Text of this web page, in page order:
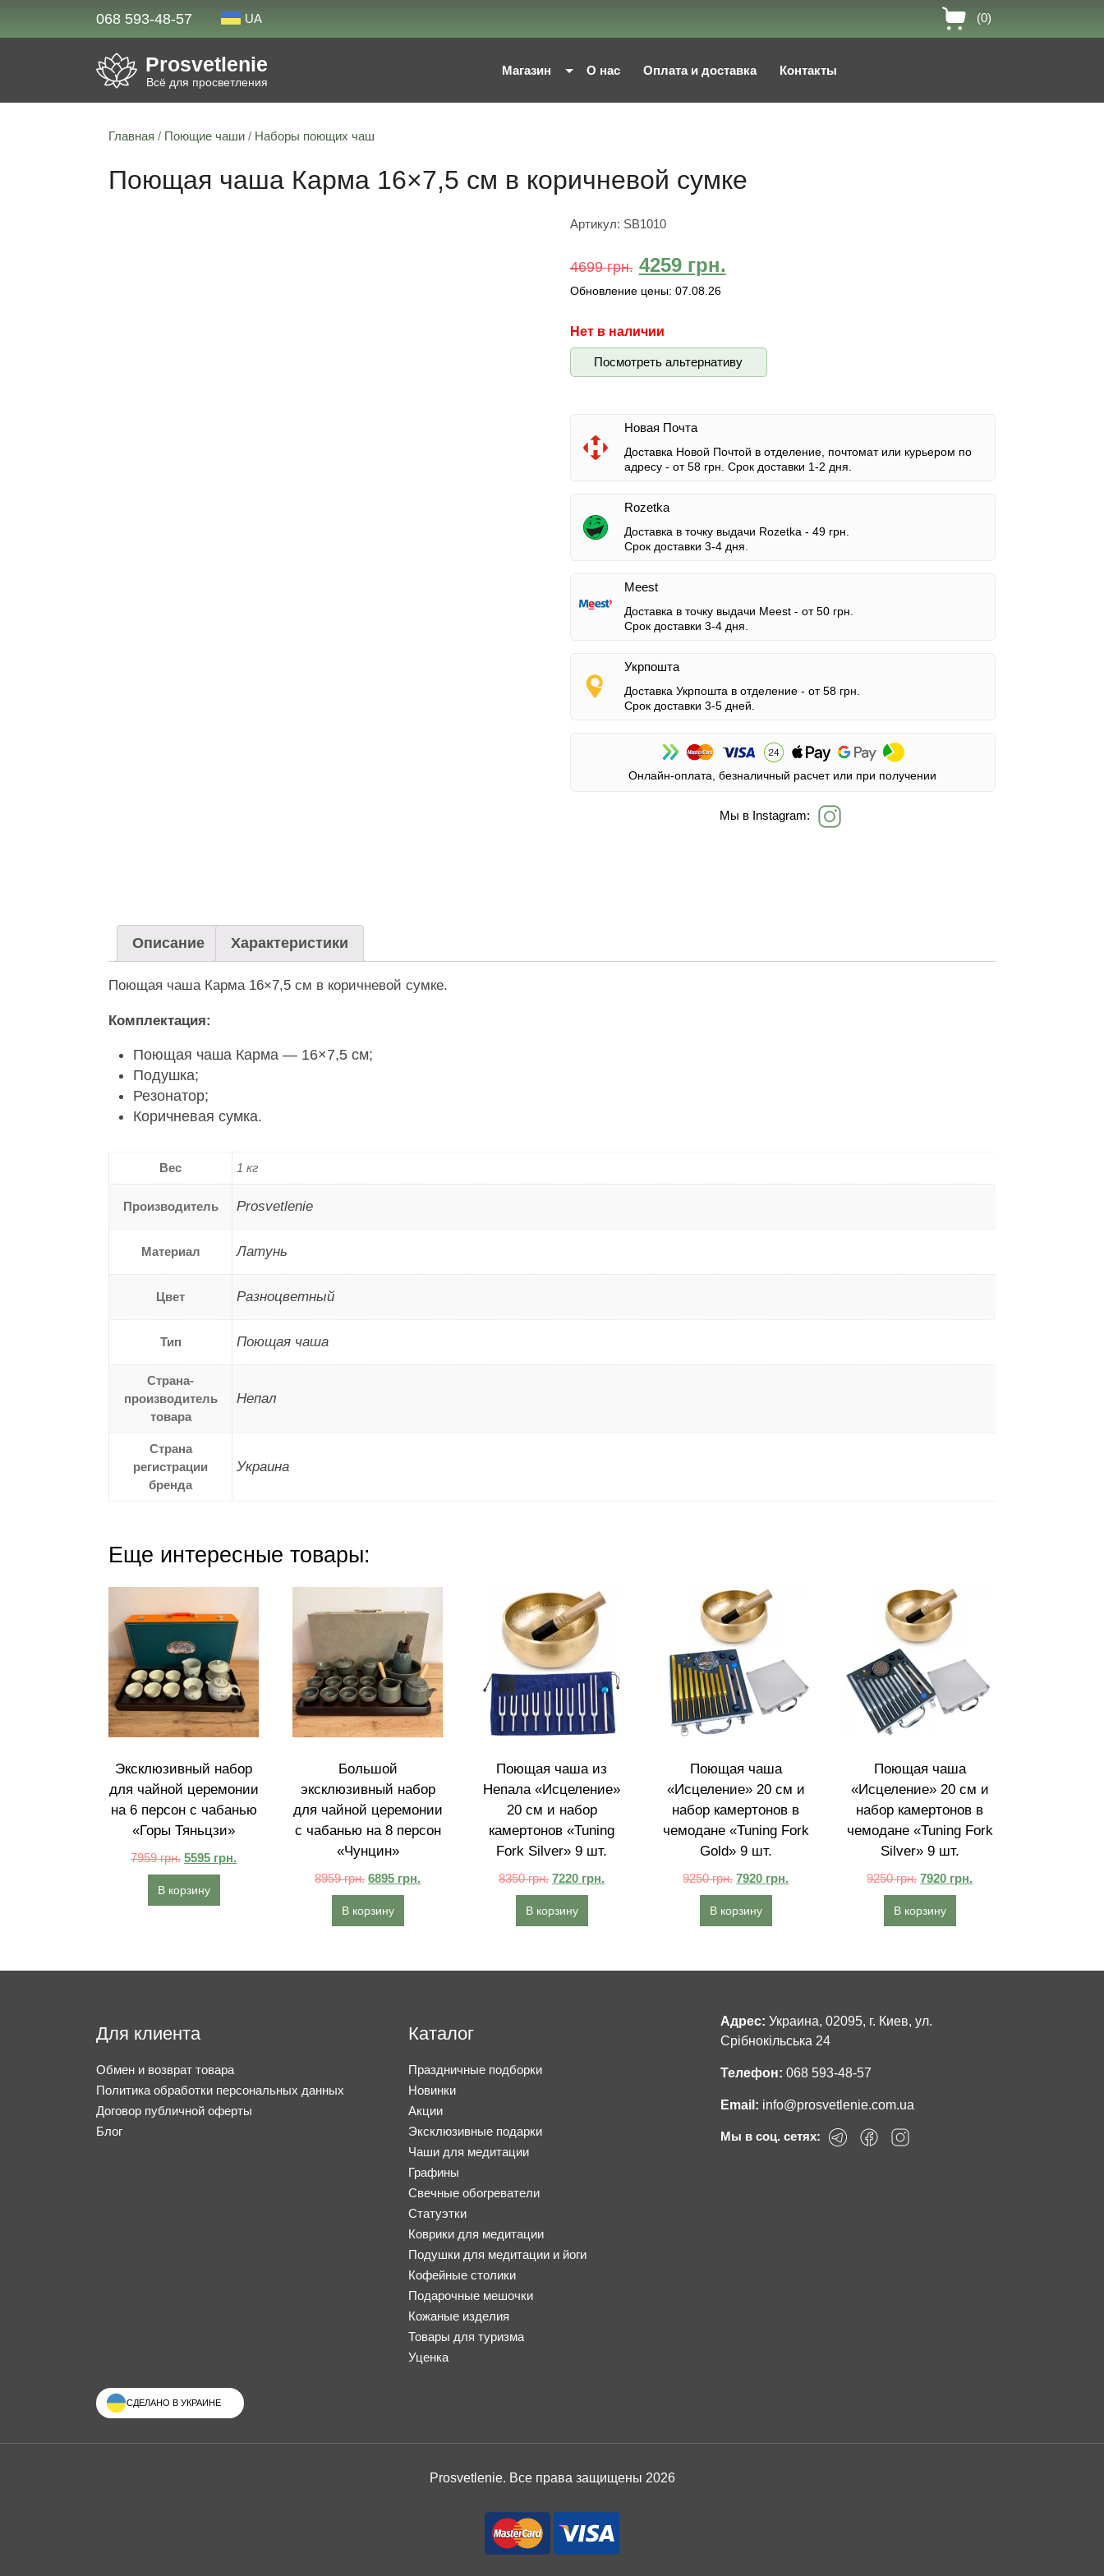
068 593-48-57 UA (0)
Prosvetlenie
Всё для просветления
Магазин О нас Оплата и доставка Контакты
Главная / Поющие чаши / Наборы поющих чаш
Поющая чаша Карма 16×7,5 см в коричневой сумке
Артикул: SB1010
4699грн. 4259 грн.
Обновление цены: 07.08.26
Нет в наличии
Посмотреть альтернативу
Новая Почта
Доставка Новой Почтой в отделение, почтомат или курьером по
адресу - от 58 грн. Срок доставки 1-2 дня.
Rozetka
Доставка в точку выдачи Rozetka - 49 грн.
Срок доставки 3-4 дня.
Meest
Доставка в точку выдачи Meest - от 50 грн.
Срок доставки 3-4 дня.
Укрпошта
Доставка Укрпошта в отделение - от 58 грн.
Срок доставки 3-5 дней.
Онлайн-оплата, безналичный расчет или при получении
Мы в Instagram:
Описание Характеристики
Поющая чаша Карма 16×7,5 см в коричневой сумке.
Комплектация:
Поющая чаша Карма — 16×7,5 см;
Подушка;
Резонатор;
Коричневая сумка.
Вес 1 кг
Производитель Prosvetlenie
Материал Латунь
Цвет Разноцветный
Тип Поющая чаша
Страна-
производитель
товара
Непал
Страна
регистрации
бренда
Украина
Еще интересные товары:
Эксклюзивный набор
для чайной церемонии
на 6 персон с чабанью
«Горы Тяньцзи»‎
7959грн. 5595 грн.
В корзину
Большой
эксклюзивный набор
для чайной церемонии
с чабанью на 8 персон
«Чунцин»‎
8959грн. 6895 грн.
В корзину
Поющая чаша из
Непала «Исцеление»
20 см и набор
камертонов «Tuning
Fork Silver» 9 шт.
8350грн. 7220 грн.
В корзину
Поющая чаша
«Исцеление» 20 см и
набор камертонов в
чемодане «Tuning Fork
Gold» 9 шт.
9250грн. 7920 грн.
В корзину
Поющая чаша
«Исцеление» 20 см и
набор камертонов в
чемодане «Tuning Fork
Silver» 9 шт.
9250грн. 7920 грн.
В корзину
Для клиента
Обмен и возврат товара
Политика обработки персональных данных
Договор публичной оферты
Блог
Каталог
Праздничные подборки
Новинки
Акции
Эксклюзивные подарки
Чаши для медитации
Графины
Свечные обогреватели
Статуэтки
Коврики для медитации
Подушки для медитации и йоги
Кофейные столики
Подарочные мешочки
Кожаные изделия
Товары для туризма
Уценка
Адрес: Украина, 02095, г. Киев, ул.
Срібнокільська 24
Телефон: 068 593-48-57
Email: info@prosvetlenie.com.ua
Мы в соц. сетях:
СДЕЛАНО В УКРАИНЕ
Prosvetlenie. Все права защищены 2026